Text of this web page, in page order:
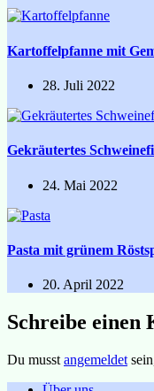
Kartoffelpfanne mit
28. Juli 2022
Gekräutertes
24. Mai 2022
Pasta mit grünem
20. April 2022
Schreibe einen
Du musst angemeldet